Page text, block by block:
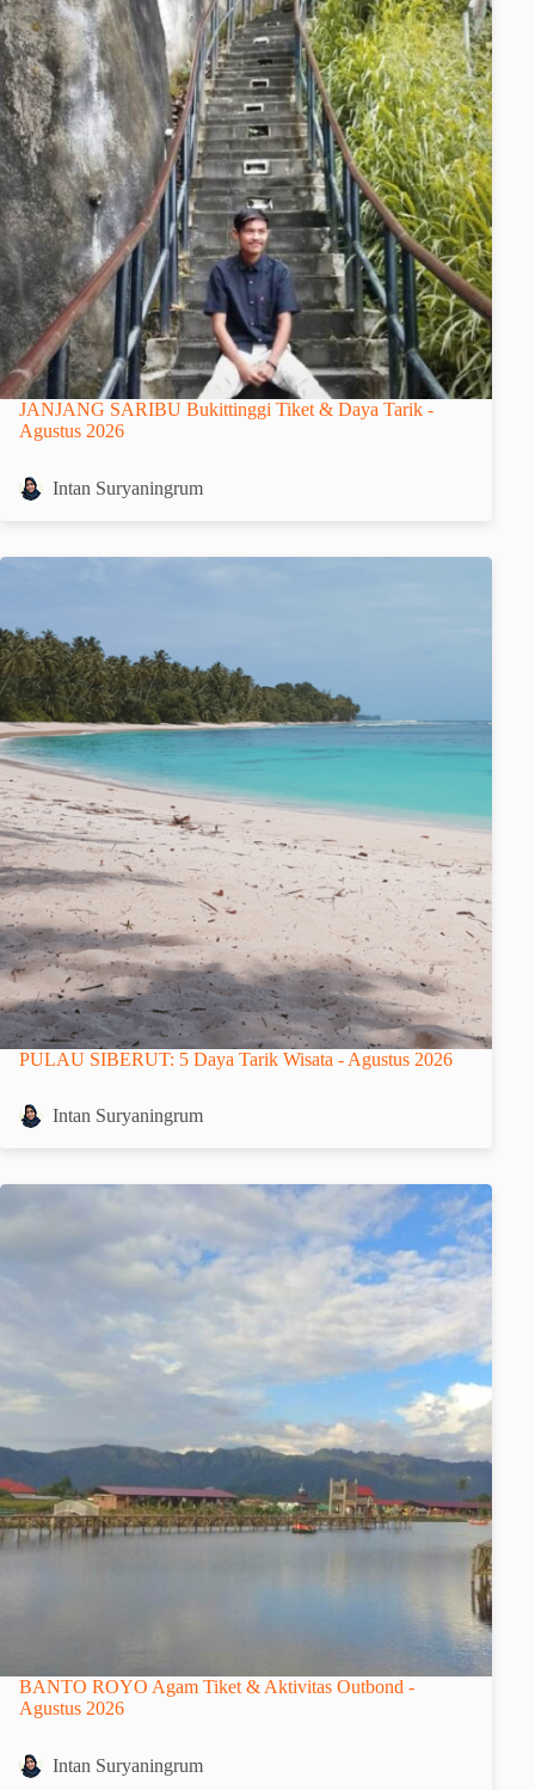
JANJANG SARIBU Bukittinggi Tiket & Daya Tarik -
Agustus 2026
Intan Suryaningrum
PULAU SIBERUT: 5 Daya Tarik Wisata - Agustus 2026
Intan Suryaningrum
BANTO ROYO Agam Tiket & Aktivitas Outbond -
Agustus 2026
Intan Suryaningrum